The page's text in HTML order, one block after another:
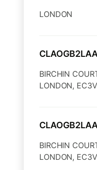
LONDON
BIRCHIN
LONDON,
BIRCHIN
LONDON,